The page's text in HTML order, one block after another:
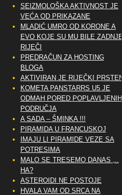
SEIZMOLOŠKA AKTIVNOST JE
VEĆA OD PRIKAZANE
MLADIĆ UMRO OD KORONE A
EVO KOJE SU MU BILE ZADNJE
RIJEČI
PREDRAČUN ZA HOSTING
BLOGA
AKTIVIRAN JE RIJEČKI PRSTEN
KOMETA PANSTARRS U5 JE
ODMAH PORED POPLAVLJENIH
PODRUČJA
A SADA – ŠMINKA !!!
PIRAMIDA U FRANCUSKOJ
IMAJU LI PIRAMIDE VEZE SA
POTRESIMA
MALO SE TRESEMO DANAS ,..
HA?
ASTEROIDI NE POSTOJE
HVALA VAM OD SRCA NA